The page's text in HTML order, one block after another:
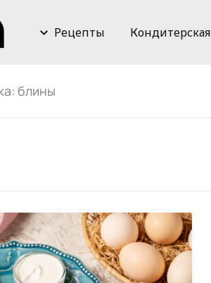
Рецепты Кондитерская
блины